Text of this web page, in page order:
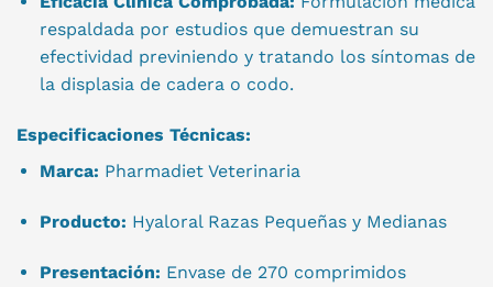
respaldada por estudios que demuestran su
efectividad previniendo y tratando los síntomas de
la displasia de cadera o codo.
Especificaciones Técnicas:
Marca: Pharmadiet Veterinaria
Producto: Hyaloral Razas Pequeñas y Medianas
Presentación: Envase de 270 comprimidos